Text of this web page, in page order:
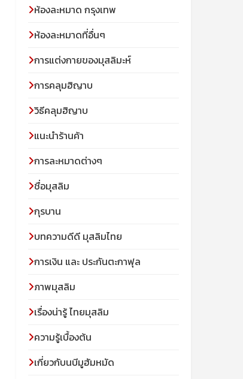
ห้องละหมาด กรุงเทพ
ห้องละหมาดที่อื่นๆ
การแต่งกายของมุสลิมะห์
การคลุมฮิญาบ
วิธีคลุมฮิญาบ
แนะนำร้านค้า
การละหมาดต่างๆ
ชื่อมุสลิม
กุรบาน
บทความดีดี มุสลิมไทย
การเงิน และ ประกันตะกาฟุล
ภาพมุสลิม
เรื่องน่ารู้ ไทยมุสลิม
ความรู้เบื้องต้น
เกี่ยวกับนบีมูฮัมหมัด